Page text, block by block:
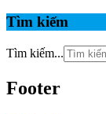
Tìm kiếm
Tìm kiếm...
Footer